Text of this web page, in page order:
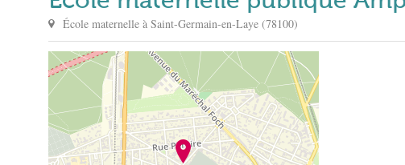
École maternelle à Saint-Germain-en-Laye (78100)